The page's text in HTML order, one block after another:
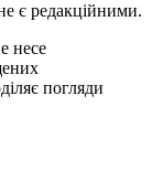
є редакційними.
несе
погляди